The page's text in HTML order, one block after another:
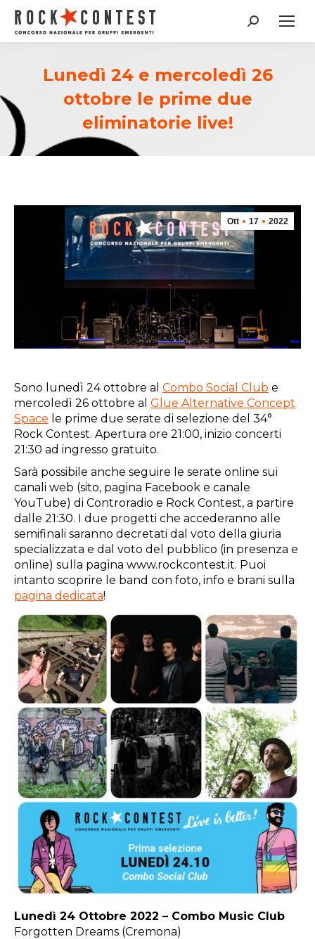
Cerca:
Lunedì 24 e mercoledì 26
ottobre le prime due
eliminatorie live!
Ott 17 2022
Sono lunedì 24 ottobre al Combo Social Club e
mercoledì 26 ottobre al Glue Alternative Concept
Space le prime due serate di selezione del 34°
Rock Contest. Apertura ore 21:00, inizio concerti
21:30 ad ingresso gratuito.
Sarà possibile anche seguire le serate online sui
canali web (sito, pagina Facebook e canale
YouTube) di Controradio e Rock Contest, a partire
dalle 21:30. I due progetti che accederanno alle
semifinali saranno decretati dal voto della giuria
specializzata e dal voto del pubblico (in presenza e
online) sulla pagina www.rockcontest.it. Puoi
intanto scoprire le band con foto, info e brani sulla
pagina dedicata!
Lunedì 24 Ottobre 2022 – Combo Music Club
Forgotten Dreams (Cremona)